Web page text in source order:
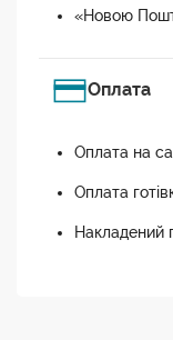
«Новою
Оплата
Оплата на
Оплата
Накладений